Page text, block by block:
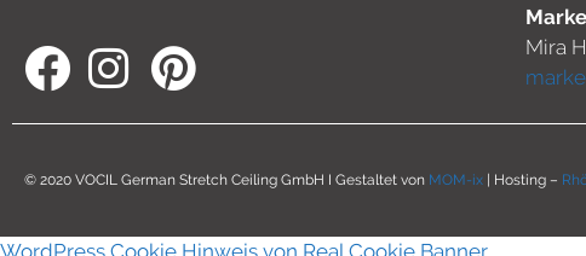
Mira
© 2020 VOCIL German Stretch Ceiling GmbH I Gestaltet von MOM-ix | Hosting –